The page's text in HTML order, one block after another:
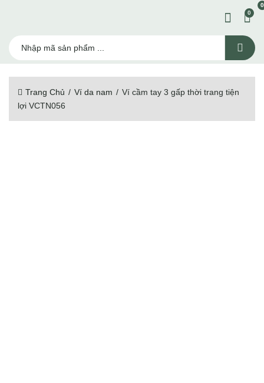
0
Trang Chủ Ví da nam
Ví cầm tay 3 gấp thời trang tiện
lợi VCTN056
0